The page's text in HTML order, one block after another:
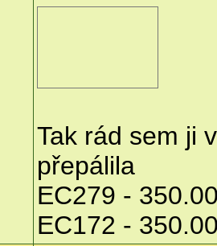
Tak rád sem ji
přepálila
EC279 -
EC172 -